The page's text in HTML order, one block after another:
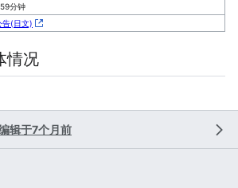
分钟
告(日文)
情况
辑于7个月前